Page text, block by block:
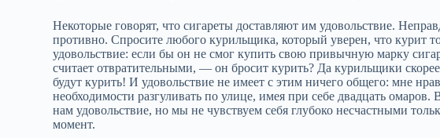
Некоторые говорят, что сигареты доставляют им удовольствие.
противно. Спросите любого курильщика, который уверен, что курит
удовольствие: если бы он не смог купить свою привычную марку
считает отвратительными, — он бросит курить? Да курильщики
будут курить! И удовольствие не имеет с этим ничего общего: мне
необходимости разгуливать по улице, имея при себе двадцать
нам удовольствие, но мы не чувствуем себя глубоко несчастными
момент.